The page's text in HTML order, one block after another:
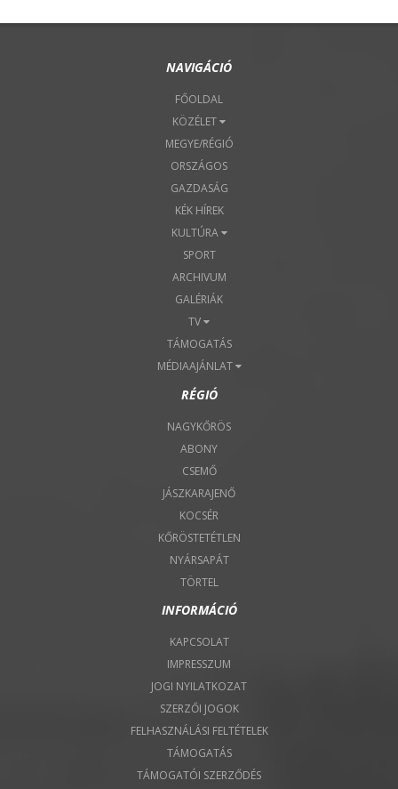
NAVIGÁCIÓ
FŐOLDAL
KÖZÉLET
MEGYE/RÉGIÓ
ORSZÁGOS
GAZDASÁG
KÉK HÍREK
KULTÚRA
SPORT
ARCHIVUM
GALÉRIÁK
TV
TÁMOGATÁS
MÉDIAAJÁNLAT
RÉGIÓ
NAGYKŐRÖS
ABONY
CSEMŐ
JÁSZKARAJENŐ
KOCSÉR
KŐRÖSTETÉTLEN
NYÁRSAPÁT
TÖRTEL
INFORMÁCIÓ
KAPCSOLAT
IMPRESSZUM
JOGI NYILATKOZAT
SZERZŐI JOGOK
FELHASZNÁLÁSI FELTÉTELEK
TÁMOGATÁS
TÁMOGATÓI SZERZŐDÉS